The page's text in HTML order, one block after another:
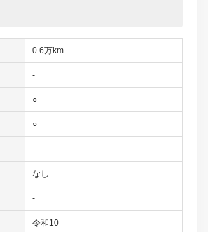
0.6万km
-
○
○
-
なし
-
令和10